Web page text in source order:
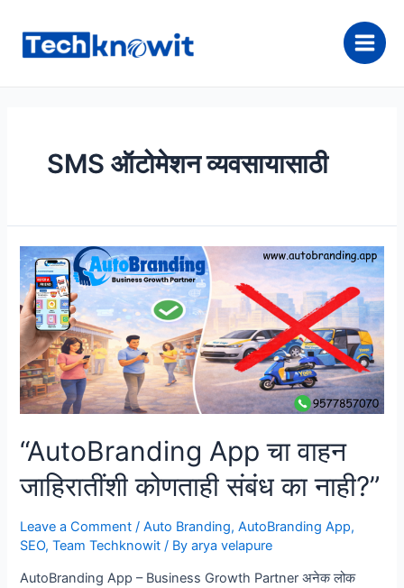
content
Main
SMS ऑटोमेशन व्यवसायासाठी
“AutoBranding App चा वाहन
जाहिरातींशी कोणताही संबंध का नाही?”
Leave a Comment /Auto Branding,AutoBranding App,
SEO,Team Techknowit / Byarya velapure
AutoBranding App – Business Growth Partner अनेक लोक